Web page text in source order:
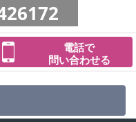
電話で
問い合わせる